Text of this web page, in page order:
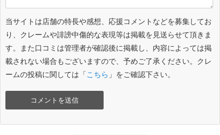
当サイトは店舗の特長や感想、応援コメントなどを募集してお
り、クレームや誹謗中傷的な表現等は掲載を見送らせて頂きま
す。また口コミは管理者が確認後に掲載し、内容によっては掲
載されない場合もございますので、予めご了承ください。クレ
ームの投稿に関しては「こちら 」をご確認下さい。